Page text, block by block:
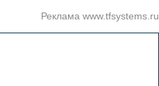
Реклама www.tfsystems.ru